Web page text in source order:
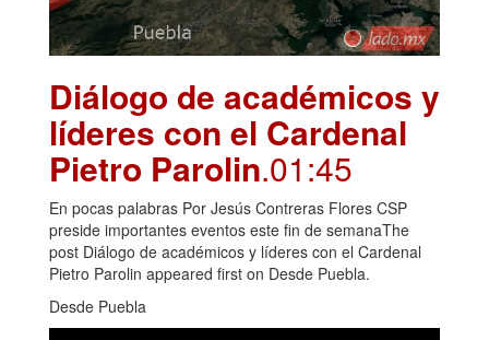
Diálogo de académicos y
líderes con el Cardenal
Pietro Parolin.01:45
En pocas palabras Por Jesús Contreras Flores CSP
preside importantes eventos este fin de semanaThe
post Diálogo de académicos y líderes con el Cardenal
Pietro Parolin appeared first on Desde Puebla.
Desde Puebla